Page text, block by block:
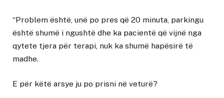
“Problem është, unë po pres që 20 minuta, parkingu
është shumë i ngushtë dhe ka pacientë që vijnë nga
qytete tjera për terapi, nuk ka shumë hapësirë të
madhe.
E për këtë arsye ju po prisni në veturë?